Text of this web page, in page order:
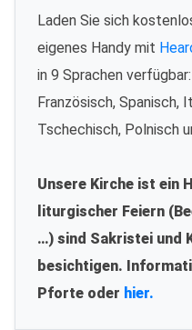
Laden Sie sich
eigenes Handy mit
in 9 Sprachen
Französisch, Spanisch,
Tschechisch, Polnisch
Unsere Kirche ist ein
liturgischer Feiern
…) sind Sakristei und
besichtigen.
Pforte oder hier.